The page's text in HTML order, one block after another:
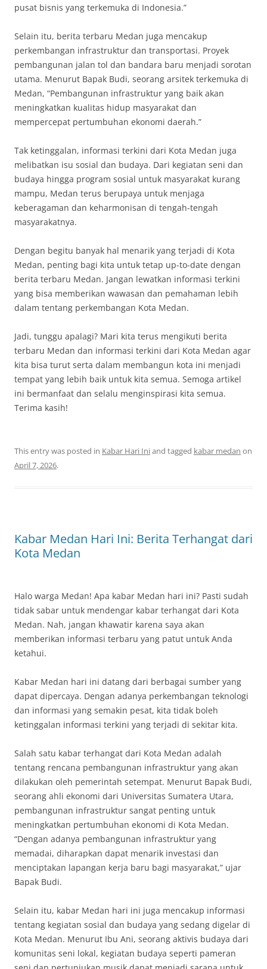
pusat bisnis yang terkemuka di Indonesia.”
Selain itu, berita terbaru Medan juga mencakup
perkembangan infrastruktur dan transportasi. Proyek
pembangunan jalan tol dan bandara baru menjadi sorotan
utama. Menurut Bapak Budi, seorang arsitek terkemuka di
Medan, “Pembangunan infrastruktur yang baik akan
meningkatkan kualitas hidup masyarakat dan
mempercepat pertumbuhan ekonomi daerah.”
Tak ketinggalan, informasi terkini dari Kota Medan juga
melibatkan isu sosial dan budaya. Dari kegiatan seni dan
budaya hingga program sosial untuk masyarakat kurang
mampu, Medan terus berupaya untuk menjaga
keberagaman dan keharmonisan di tengah-tengah
masyarakatnya.
Dengan begitu banyak hal menarik yang terjadi di Kota
Medan, penting bagi kita untuk tetap up-to-date dengan
berita terbaru Medan. Jangan lewatkan informasi terkini
yang bisa memberikan wawasan dan pemahaman lebih
dalam tentang perkembangan Kota Medan.
Jadi, tunggu apalagi? Mari kita terus mengikuti berita
terbaru Medan dan informasi terkini dari Kota Medan agar
kita bisa turut serta dalam membangun kota ini menjadi
tempat yang lebih baik untuk kita semua. Semoga artikel
ini bermanfaat dan selalu menginspirasi kita semua.
Terima kasih!
This entry was posted in Kabar Hari Iniand tagged kabar medan on
April 7, 2026.
Kabar Medan Hari Ini: Berita Terhangat dari
Kota Medan
Halo warga Medan! Apa kabar Medan hari ini? Pasti sudah
tidak sabar untuk mendengar kabar terhangat dari Kota
Medan. Nah, jangan khawatir karena saya akan
memberikan informasi terbaru yang patut untuk Anda
ketahui.
Kabar Medan hari ini datang dari berbagai sumber yang
dapat dipercaya. Dengan adanya perkembangan teknologi
dan informasi yang semakin pesat, kita tidak boleh
ketinggalan informasi terkini yang terjadi di sekitar kita.
Salah satu kabar terhangat dari Kota Medan adalah
tentang rencana pembangunan infrastruktur yang akan
dilakukan oleh pemerintah setempat. Menurut Bapak Budi,
seorang ahli ekonomi dari Universitas Sumatera Utara,
pembangunan infrastruktur sangat penting untuk
meningkatkan pertumbuhan ekonomi di Kota Medan.
“Dengan adanya pembangunan infrastruktur yang
memadai, diharapkan dapat menarik investasi dan
menciptakan lapangan kerja baru bagi masyarakat,” ujar
Bapak Budi.
Selain itu, kabar Medan hari ini juga mencakup informasi
tentang kegiatan sosial dan budaya yang sedang digelar di
Kota Medan. Menurut Ibu Ani, seorang aktivis budaya dari
komunitas seni lokal, kegiatan budaya seperti pameran